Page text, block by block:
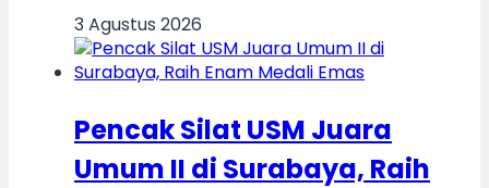
3 Agustus 2026
Pencak Silat USM Juara
Umum II di Surabaya, Raih